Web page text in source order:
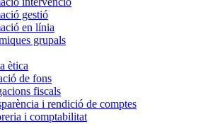
gestió
en línia
grupals
ètica
de fons
fiscals
i rendició de comptes
i comptabilitat